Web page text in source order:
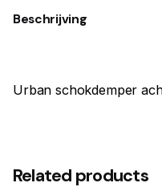
Beschrijving
Urban schokdemper
Related products